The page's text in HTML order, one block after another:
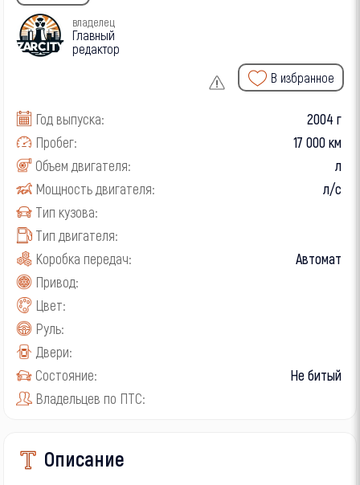
владелец
Главный
редактор
В избранное
Год выпуска:
2004 г
Пробег:
17 000 км
Объем двигателя:
л
Мощность двигателя:
л/с
Тип кузова:
Тип двигателя:
Коробка передач:
Автомат
Привод:
Цвет:
Руль:
Двери:
Состояние:
Не битый
Владельцев по ПТС:
Описание